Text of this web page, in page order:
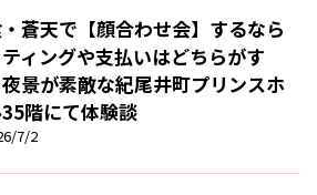
蒼天で【顔合わせ会】するなら
ィングや支払いはどちらがす
景が素敵な紀尾井町プリンスホ
階にて体験談
7/2